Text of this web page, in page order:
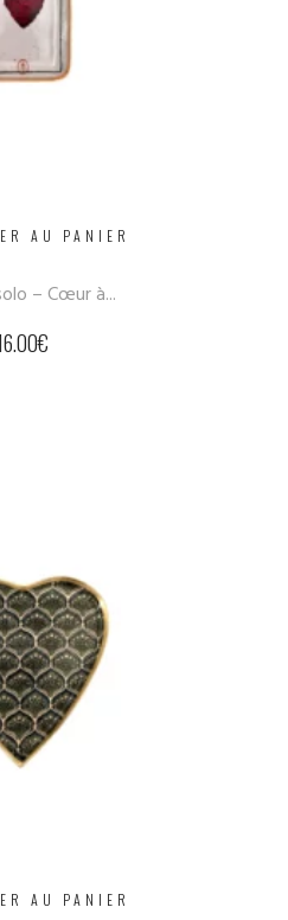
AU PANIER
– Cœur à...
€
AU PANIER